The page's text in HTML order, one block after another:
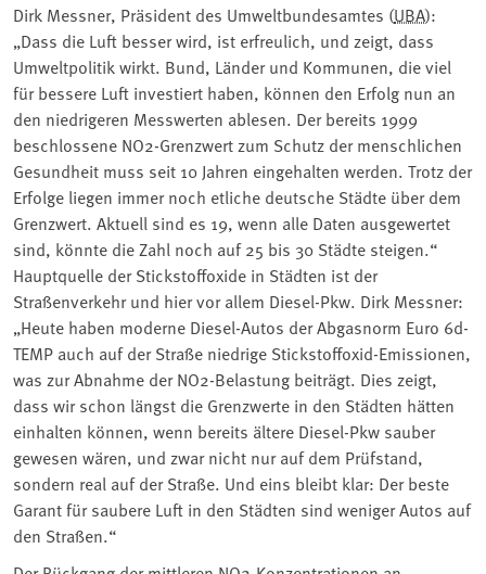
Dirk Messner, Präsident des Umweltbundesamtes (UBA):
„Dass die Luft besser wird, ist erfreulich, und zeigt, dass
Umweltpolitik wirkt. Bund, Länder und Kommunen, die viel
für bessere Luft investiert haben, können den Erfolg nun an
den niedrigeren Messwerten ablesen. Der bereits 1999
beschlossene NO2-Grenzwert zum Schutz der menschlichen
Gesundheit muss seit 10 Jahren eingehalten werden. Trotz der
Erfolge liegen immer noch etliche deutsche Städte über dem
Grenzwert. Aktuell sind es 19, wenn alle Daten ausgewertet
sind, könnte die Zahl noch auf 25 bis 30 Städte steigen.“
Hauptquelle der Stickstoffoxide in Städten ist der
Straßenverkehr und hier vor allem Diesel-Pkw. Dirk Messner:
„Heute haben moderne Diesel-Autos der Abgasnorm Euro 6d-
TEMP auch auf der Straße niedrige Stickstoffoxid-Emissionen,
was zur Abnahme der NO2-Belastung beiträgt. Dies zeigt,
dass wir schon längst die Grenzwerte in den Städten hätten
einhalten können, wenn bereits ältere Diesel-Pkw sauber
gewesen wären, und zwar nicht nur auf dem Prüfstand,
sondern real auf der Straße. Und eins bleibt klar: Der beste
Garant für saubere Luft in den Städten sind weniger Autos auf
den Straßen.“